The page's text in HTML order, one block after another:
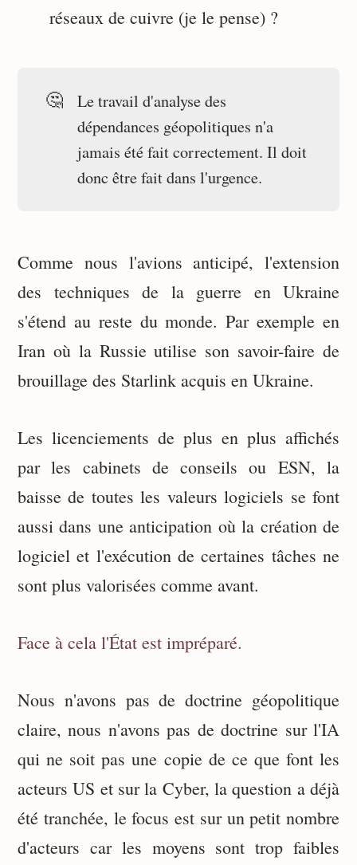
réseaux de cuivre (je le pense) ?
🤔
Le travail d'analyse des
dépendances géopolitiques n'a
jamais été fait correctement. Il doit
donc être fait dans l'urgence.
Comme nous l'avions anticipé, l'extension
des techniques de la guerre en Ukraine
s'étend au reste du monde. Par exemple en
Iran où la Russie utilise son savoir-faire de
brouillage des Starlink acquis en Ukraine.
Les licenciements de plus en plus affichés
par les cabinets de conseils ou ESN, la
baisse de toutes les valeurs logiciels se font
aussi dans une anticipation où la création de
logiciel et l'exécution de certaines tâches ne
sont plus valorisées comme avant.
Face à cela l'État est impréparé.
Nous n'avons pas de doctrine géopolitique
claire, nous n'avons pas de doctrine sur l'IA
qui ne soit pas une copie de ce que font les
acteurs US et sur la Cyber, la question a déjà
été tranchée, le focus est sur un petit nombre
d'acteurs car les moyens sont trop faibles